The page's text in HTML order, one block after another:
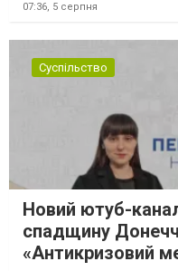
07:36, 5 серпня
Суспільство
Новий ютуб-
спадщину
«Антикризовий